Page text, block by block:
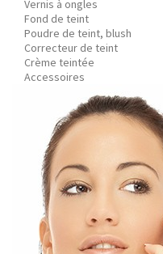
Vernis à ongles
Fond de teint
Poudre de teint, blush
Correcteur de teint
Crème teintée
Accessoires